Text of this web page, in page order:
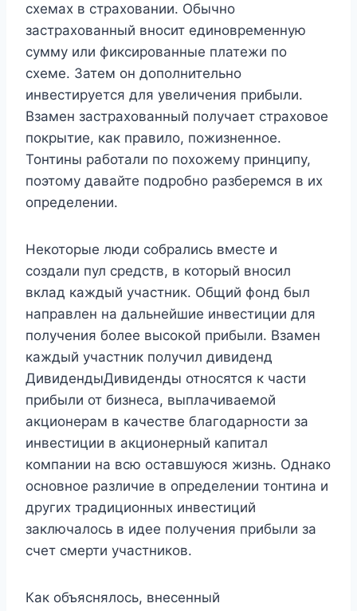
схемах в страховании. Обычно
застрахованный вносит единовременную
сумму или фиксированные платежи по
схеме. Затем он дополнительно
инвестируется для увеличения прибыли.
Взамен застрахованный получает страховое
покрытие, как правило, пожизненное.
Тонтины работали по похожему принципу,
поэтому давайте подробно разберемся в их
определении.
Некоторые люди собрались вместе и
создали пул средств, в который вносил
вклад каждый участник. Общий фонд был
направлен на дальнейшие инвестиции для
получения более высокой прибыли. Взамен
каждый участник получил дивиденд
ДивидендыДивиденды относятся к части
прибыли от бизнеса, выплачиваемой
акционерам в качестве благодарности за
инвестиции в акционерный капитал
компании на всю оставшуюся жизнь. Однако
основное различие в определении тонтина и
других традиционных инвестиций
заключалось в идее получения прибыли за
счет смерти участников.
Как объяснялось, внесенный